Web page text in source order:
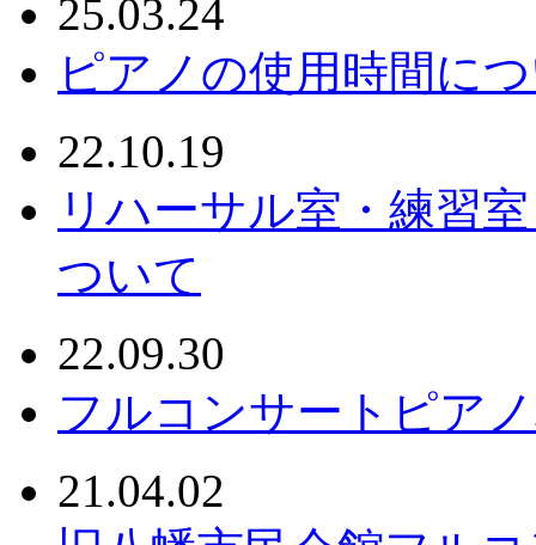
25.03.24
ピアノの使用時間に
22.10.19
リハーサル室・練習
ついて
22.09.30
フルコンサートピア
21.04.02